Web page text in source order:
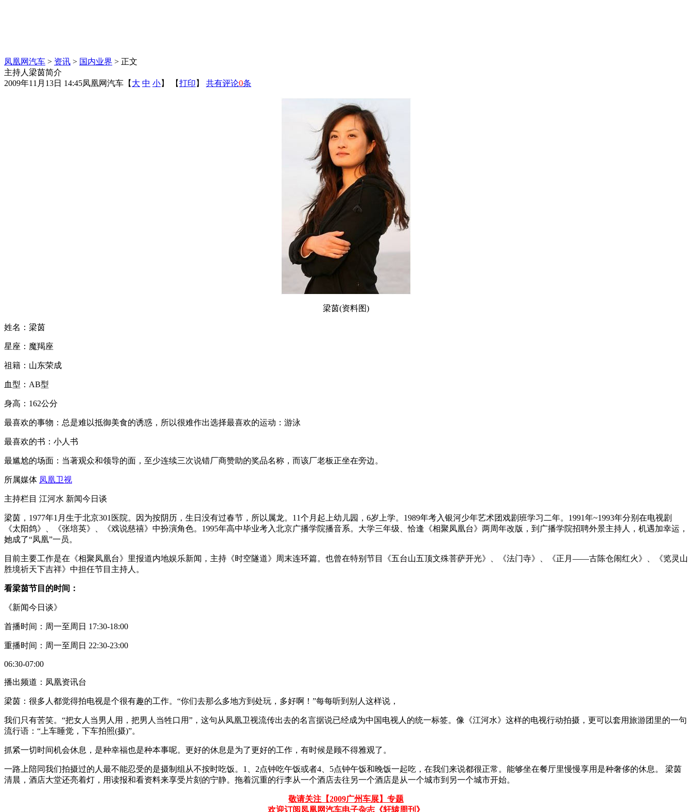
凤凰网汽车 > 资讯 > 国内业界 > 正文
主持人梁茵简介
2009年11月13日 14:45凤凰网汽车 【 大 中 小】 【打印 】 共有评论0条
梁茵(资料图)
姓名：梁茵
星座：魔羯座
祖籍：山东荣成
血型：AB型
身高：162公分
最喜欢的事物：总是难以抵御美食的诱惑，所以很难作出选择最喜欢的运动：游泳
最喜欢的书：小人书
最尴尬的场面：当著观众和领导的面，至少连续三次说错厂商赞助的奖品名称，而该厂老板正坐在旁边。
所属媒体 凤凰卫视
主持栏目 江河水 新闻今日谈
梁茵，1977年1月生于北京301医院。因为按阴历，生日没有过春节，所以属龙。11个月起上幼儿园，6岁上学。1989年考入银河少年艺术团戏剧班学习二年。1991年~1993年分别在电视剧
《太阳鸽》、《张培英》、《戏说慈禧》中扮演角色。1995年高中毕业考入北京广播学院播音系。大学三年级、恰逢《相聚凤凰台》两周年改版，到广播学院招聘外景主持人，机遇加幸运，
她成了“凤凰”一员。
目前主要工作是在《相聚凤凰台》里报道内地娱乐新闻，主持《时空隧道》周末连环篇。也曾在特别节目《五台山五顶文殊菩萨开光》、《法门寺》、《正月——古陈仓闹红火》、《览灵山
胜境祈天下吉祥》中担任节目主持人。
看梁茵节目的时间：
《新闻今日谈》
首播时间：周一至周日 17:30-18:00
重播时间：周一至周日 22:30-23:00
06:30-07:00
播出频道：凤凰资讯台
梁茵：很多人都觉得拍电视是个很有趣的工作。“你们去那么多地方到处玩，多好啊！”每每听到别人这样说，
我们只有苦笑。“把女人当男人用，把男人当牲口用”，这句从凤凰卫视流传出去的名言据说已经成为中国电视人的统一标签。像《江河水》这样的电视行动拍摄，更可以套用旅游团里的一句
流行语：“上车睡觉，下车拍照(摄)”。
抓紧一切时间机会休息，是种幸福也是种本事呢。更好的休息是为了更好的工作，有时候是顾不得雅观了。
一路上陪同我们拍摄过的人最不能忍受的是摄制组从不按时吃饭。1、2点钟吃午饭或者4、5点钟午饭和晚饭一起吃，在我们来说都很正常。能够坐在餐厅里慢慢享用是种奢侈的休息。 梁茵
清晨，酒店大堂还亮着灯，用读报和看资料来享受片刻的宁静。拖着沉重的行李从一个酒店去往另一个酒店是从一个城市到另一个城市开始。
敬请关注【2009广州车展】专题
欢迎订阅凤凰网汽车电子杂志《轩辕周刊》